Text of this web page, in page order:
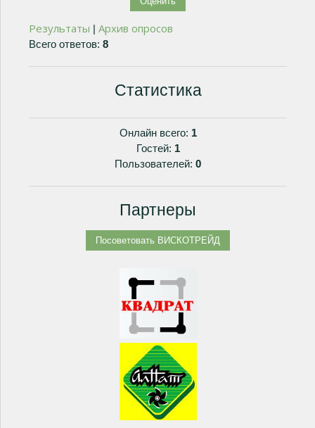
Результаты | Архив опросов
Всего ответов: 8
Статистика
Онлайн всего: 1
Гостей: 1
Пользователей: 0
Партнеры